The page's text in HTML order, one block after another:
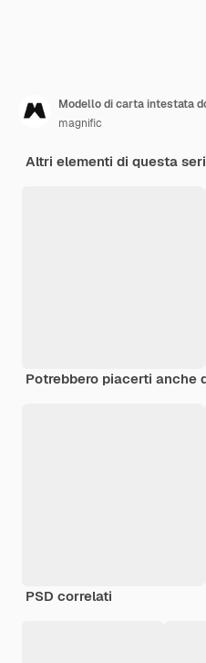
Modello di carta intestata
magnific
Altri elementi di questa
Potrebbero piacerti anche
PSD correlati